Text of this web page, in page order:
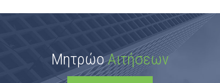
ΜητρώοΑιτήσεων